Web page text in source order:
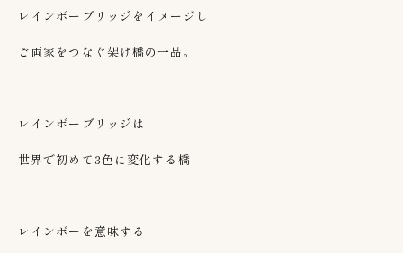
レインボーブリッジをイメージし
ご両家をつなぐ架け橋の一品。
レインボーブリッジは
世界で初めて3色に変化する橋
レインボーを意味する